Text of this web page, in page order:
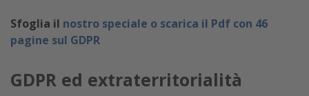
Sfoglia il nostro speciale o scarica il Pdf con 46
pagine sul GDPR
GDPR ed extraterritorialità